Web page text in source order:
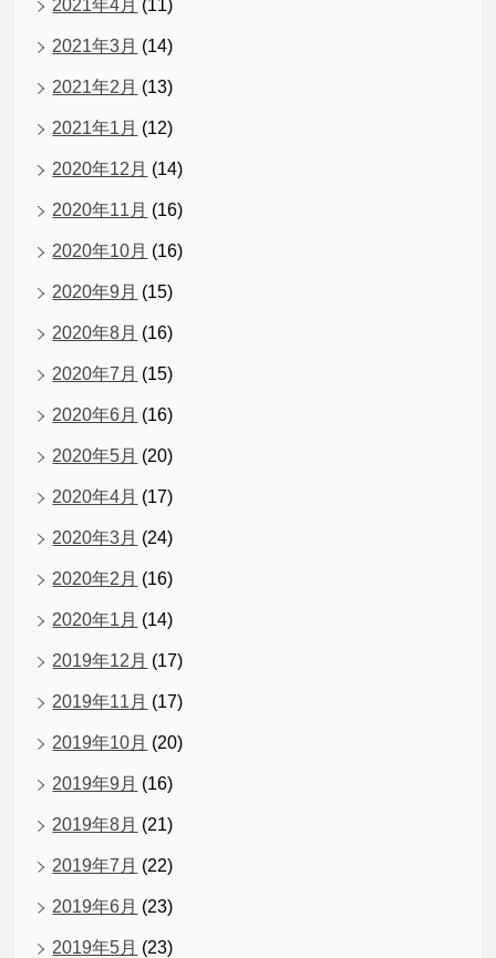
2021年4月 (11)
2021年3月 (14)
2021年2月 (13)
2021年1月 (12)
2020年12月 (14)
2020年11月 (16)
2020年10月 (16)
2020年9月 (15)
2020年8月 (16)
2020年7月 (15)
2020年6月 (16)
2020年5月 (20)
2020年4月 (17)
2020年3月 (24)
2020年2月 (16)
2020年1月 (14)
2019年12月 (17)
2019年11月 (17)
2019年10月 (20)
2019年9月 (16)
2019年8月 (21)
2019年7月 (22)
2019年6月 (23)
2019年5月 (23)